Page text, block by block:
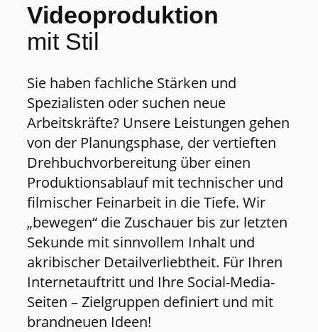
Videoproduktion
mit Stil
Sie haben fachliche Stärken und
Spezialisten oder suchen neue
Arbeitskräfte? Unsere Leistungen gehen
von der Planungsphase, der vertieften
Drehbuchvorbereitung über einen
Produktionsablauf mit technischer und
filmischer Feinarbeit in die Tiefe. Wir
„bewegen“ die Zuschauer bis zur letzten
Sekunde mit sinnvollem Inhalt und
akribischer Detailverliebtheit. Für Ihren
Internetauftritt und Ihre Social-Media-
Seiten – Zielgruppen definiert und mit
brandneuen Ideen!